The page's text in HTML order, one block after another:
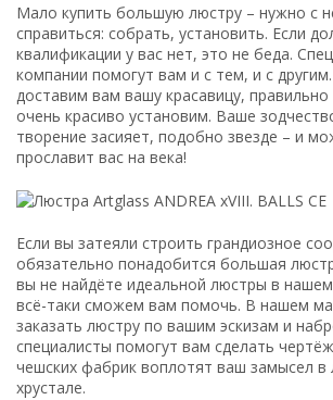
Мало купить большую люстру – нужно с
справиться: собрать, установить. Если
квалификации у вас нет, это не беда.
компании помогут вам и с тем, и с
доставим вам вашу красавицу,
очень красиво установим. Ваше
творение засияет, подобно звезде – и
прославит вас на века!
Если вы затеяли строить грандиозное
обязательно понадобится большая
вы не найдёте идеальной люстры в
всё-таки сможем вам помочь. В нашем
заказать люстру по вашим эскизам и
специалисты помогут вам сделать
чешских фабрик воплотят ваш замысел в
хрустале.